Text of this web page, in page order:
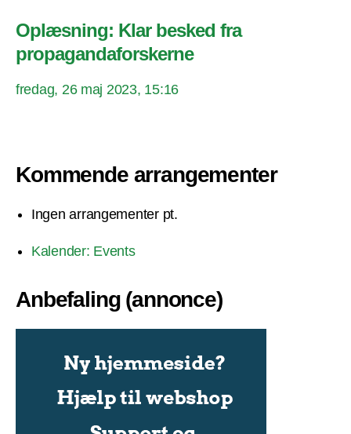
Oplæsning: Klar besked fra
propagandaforskerne
fredag, 26 maj 2023, 15:16
Kommende arrangementer
Ingen arrangementer pt.
Kalender: Events
Anbefaling (annonce)